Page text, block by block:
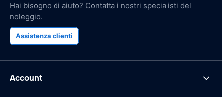
Hai bisogno di aiuto? Contatta i nostri specialisti del
noleggio.
Assistenza clienti
Account